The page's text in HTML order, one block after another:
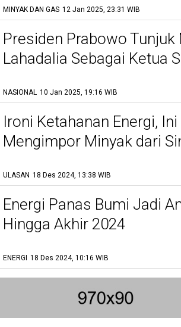
MINYAK DAN GAS 12 Jan 2025, 23:31 WIB
Presiden Prabowo Tunjuk
Lahadalia Sebagai Ketua
NASIONAL 10 Jan 2025, 19:16 WIB
Ironi Ketahanan Energi,
Mengimpor Minyak dari
ULASAN 18 Des 2024, 13:38 WIB
Energi Panas Bumi Jadi
Hingga Akhir 2024
ENERGI 18 Des 2024, 10:16 WIB